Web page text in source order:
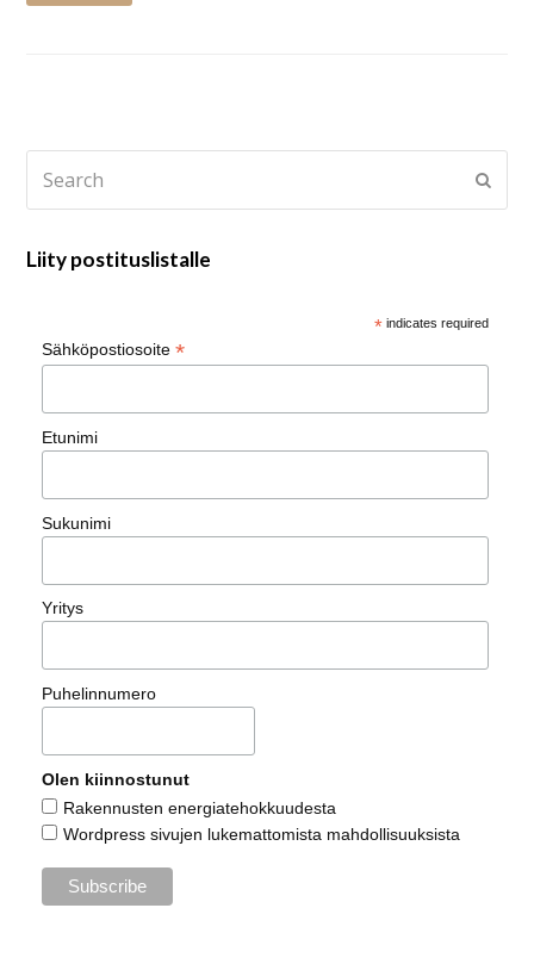
Liity postituslistalle
*indicates required
Sähköpostiosoite *
Etunimi
Sukunimi
Yritys
Puhelinnumero
Olen kiinnostunut
Rakennusten energiatehokkuudesta
Wordpress sivujen lukemattomista mahdollisuuksista